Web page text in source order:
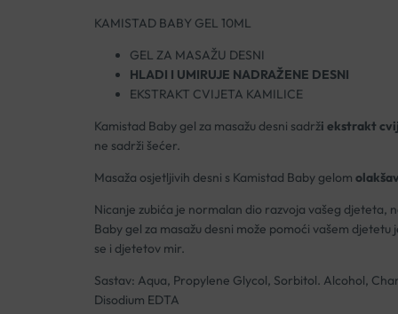
KAMISTAD BABY GEL 10ML
GEL ZA MASAŽU DESNI
HLADI I UMIRUJE NADRAŽENE DESNI
EKSTRAKT CVIJETA KAMILICE
Kamistad Baby gel za masažu desni sadrži ekstrakt
ne sadrži šećer.
Masaža osjetljivih desni s Kamistad Baby gelom
Nicanje zubića je normalan dio razvoja vašeg djeteta,
Baby gel za masažu desni može pomoći vašem
se i djetetov mir.
Sastav: Aqua, Propylene Glycol, Sorbitol. Alcohol,
Disodium EDTA